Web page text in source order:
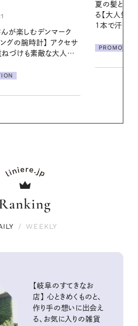
ドライシャンプー】 この
お出かけ前
の一日。汗ば
に過ごす私
/ WEEKLY
【岐阜のすてきなお
店】 心ときめくものと、
作り手の想いに出会え
る、お気に入りの雑貨